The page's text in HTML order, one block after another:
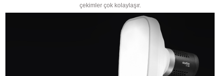
çekimler çok kolaylaşır.